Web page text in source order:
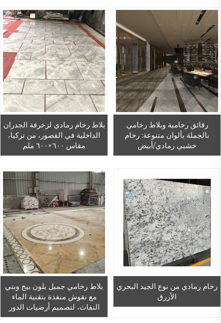
رقائق رخامية وبلاط رخامي
بالجملة بألوان متنوعة: رخام
خشبي رمادي/أبيض
بلاط رخام رمادي لزخرفة الجدران
الداخلية في القصور، من تركيا،
مقاس ٦٠٠×٦٠٠ ملم
رخام رمادي من نوع الجيد البحري
الأزرق
بلاط رخامي جميل بلون بيج وبني
مع نقوش منفذة بتقنية الماء
النفاث، لتصميم أرضيات الدور
الدائري في قاعات الاستقبال